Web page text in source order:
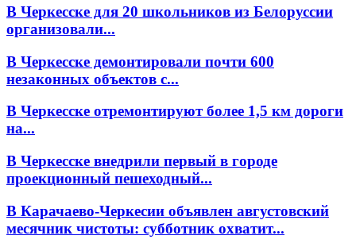
В Черкесске для 20 школьников из Белоруссии
организовали...
В Черкесске демонтировали почти 600
незаконных объектов с...
В Черкесске отремонтируют более 1,5 км дороги
на...
В Черкесске внедрили первый в городе
проекционный пешеходный...
В Карачаево-Черкесии объявлен августовский
месячник чистоты: субботник охватит...